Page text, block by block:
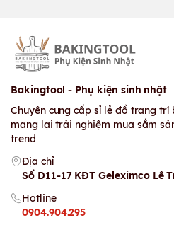
Bakingtool - Phụ kiện sinh nhật
Chuyên cung cấp sỉ lẻ đồ trang trí
mang lại trải nghiệm mua sắm
trend
Địa chỉ
Số D11-17 KĐT Geleximco Lê
Hotline
0904.904.295